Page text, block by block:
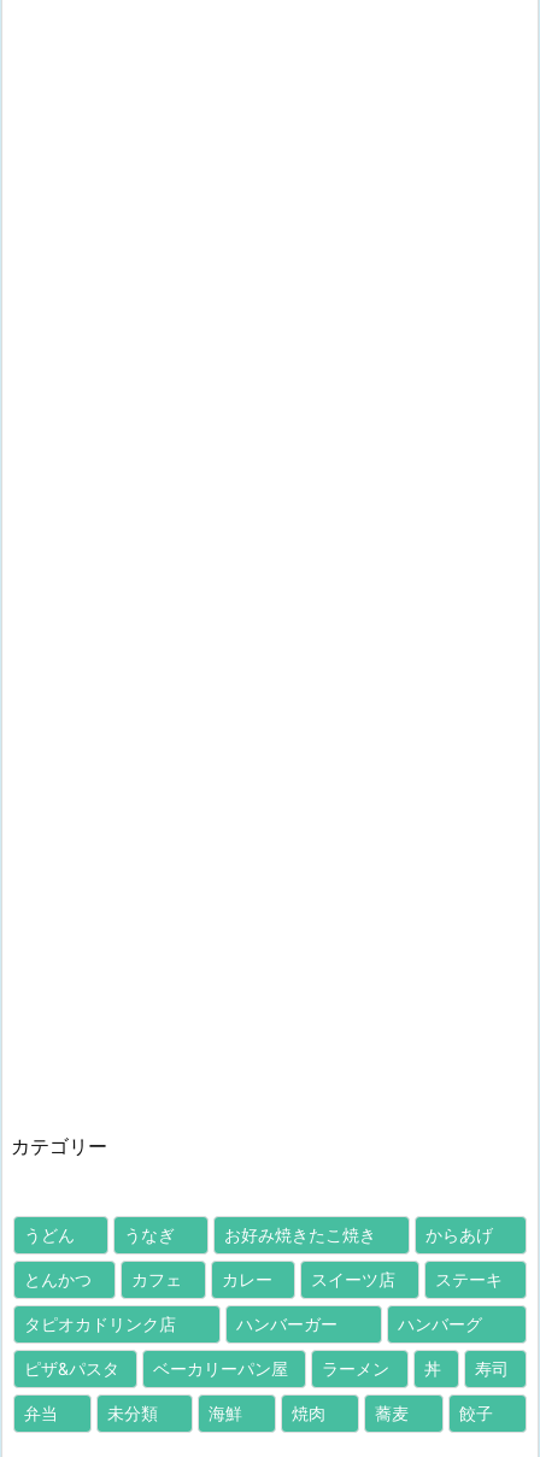
カテゴリー
うどん うなぎ お好み焼きたこ焼き からあげ
とんかつ カフェ カレー スイーツ店 ステーキ
タピオカドリンク店 ハンバーガー ハンバーグ
ピザ&パスタ ベーカリーパン屋 ラーメン 丼 寿司
弁当 未分類 海鮮 焼肉 蕎麦 餃子